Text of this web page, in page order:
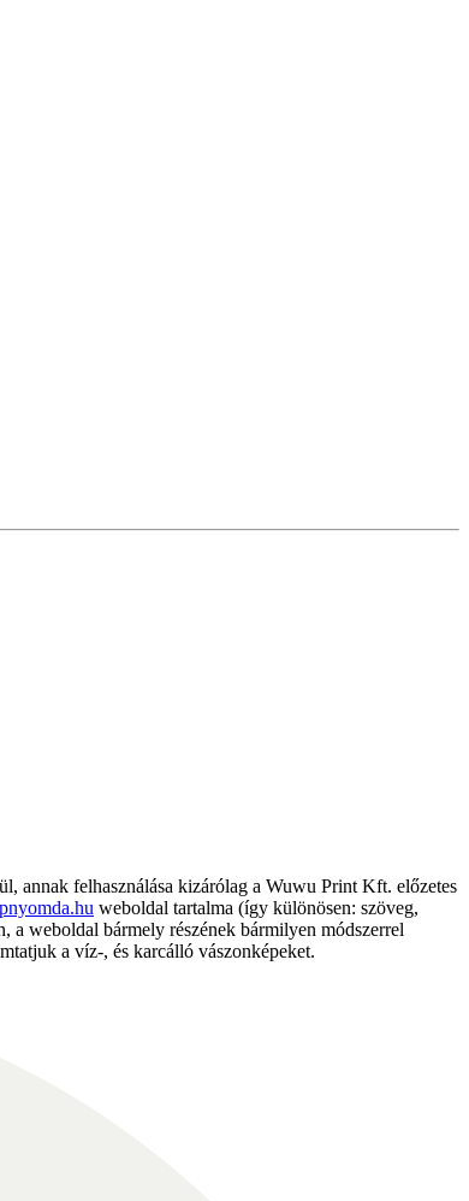
annak felhasználása kizárólag a Wuwu Print Kft. előzetes
weboldal tartalma (így különösen: szöveg,
weboldal bármely részének bármilyen módszerrel
a víz-, és karcálló vászonképeket.